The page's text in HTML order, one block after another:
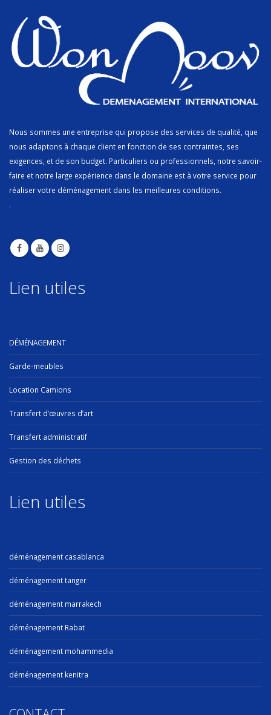
Nous sommes une entreprise qui propose des services de qualité, que
nous adaptons à chaque client en fonction de ses contraintes, ses
exigences, et de son budget. Particuliers ou professionnels, notre savoir-
faire et notre large expérience dans le domaine est à votre service pour
réaliser votre déménagement dans les meilleures conditions.
.
Lien utiles
DÉMÉNAGEMENT
Garde-meubles
Location Camions
Transfert d’œuvres d’art
Transfert administratif
Gestion des déchets
Lien utiles
déménagement casablanca
déménagement tanger
déménagement marrakech
déménagement Rabat
déménagement mohammedia
déménagement kenitra